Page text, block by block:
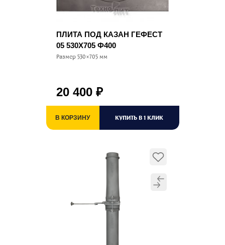
ПЛИТА ПОД КАЗАН ГЕФЕСТ
05 530Х705 Ф400
Размер 530×705 мм
20 400 ₽
В КОРЗИНУ КУПИТЬ В 1 КЛИК